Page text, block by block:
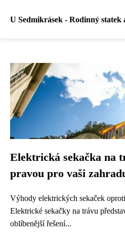
U Sedmikrásek - Rodinný statek
Elektrická sekačka na
pravou pro vaši
Výhody elektrických sekaček
Elektrické sekačky na trávu
oblíbenější řešení...